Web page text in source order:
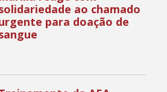
ao chamado
para doação de